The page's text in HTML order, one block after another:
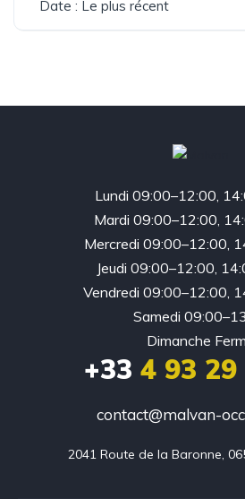
Date : Le plus récent
Lundi 09:00–12:00,
Mardi 09:00–12:00,
Mercredi 09:00–12:00,
Jeudi 09:00–12:00,
Vendredi 09:00–12:00,
Samedi
Dimanche
+33 4 93 29
contact@malvan-
2041 Route de la Baronne,